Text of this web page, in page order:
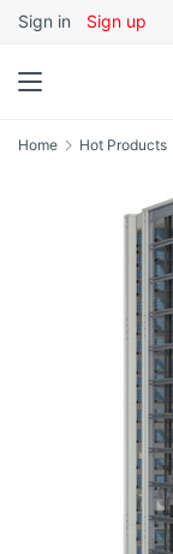
Sign in Sign up
Home Hot Products